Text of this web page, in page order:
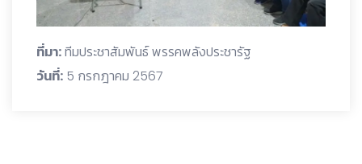
ที่มา:ทีมประชาสัมพันธ์ พรรคพลังประชารัฐ
วันที่: 5 กรกฎาคม 2567